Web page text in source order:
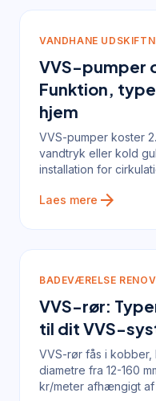
VANDHANE
VVS-pumper
Funktion,
hjem
VVS-pumper koster
vandtryk eller kold
installation for
Laes mere arrow_forward
BADEVÆRELSE
VVS-rør:
til dit VVS-
VVS-rør fås i kobber,
diametre fra 12-160
kr/meter afhængigt af